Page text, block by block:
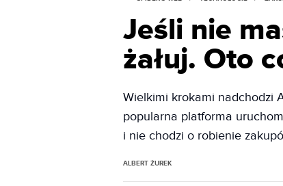
Jeśli nie
żałuj. Oto
Wielkimi krokami nadchodzi
popularna platforma
i nie chodzi o robienie
ALBERT ŻUREK